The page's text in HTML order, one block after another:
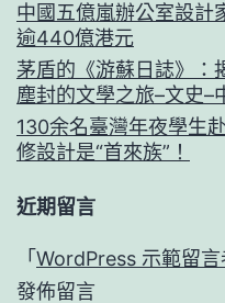
中國五億嵐辦公室設計
逾440億港元
茅盾的《游蘇日誌》：
塵封的文學之旅–文史–
130余名臺灣年夜學生
修設計是“首來族”！
近期留言
「 WordPress 示範留言
發佈留言